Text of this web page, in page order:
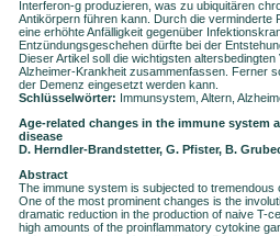
Interferon-g produzieren, was zu ubiquitären
Antikörpern führen kann. Durch die verminderte
eine erhöhte Anfälligkeit gegenüber
Entzündungsgeschehen dürfte bei der
Dieser Artikel soll die wichtigsten
Alzheimer-Krankheit zusammenfassen. Ferner
der Demenz eingesetzt werden kann.
Schlüsselwörter: Immunsystem, Altern,
Age-related changes in the immune system
disease
D. Herndler-Brandstetter, G. Pfister, B.
Abstract
The immune system is subjected to
One of the most prominent changes is the
dramatic reduction in the production of naive T-
high amounts of the proinflammatory cytokine